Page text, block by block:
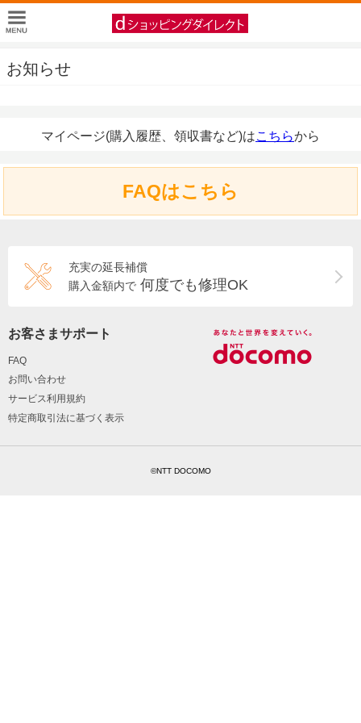
お知らせ
マイページ(購入履歴、領収書など)はこちらから
FAQはこちら
充実の延長補償
購入金額内で 何度でも修理OK
お客さまサポート
FAQ
お問い合わせ
サービス利用規約
特定商取引法に基づく表示
©NTT DOCOMO